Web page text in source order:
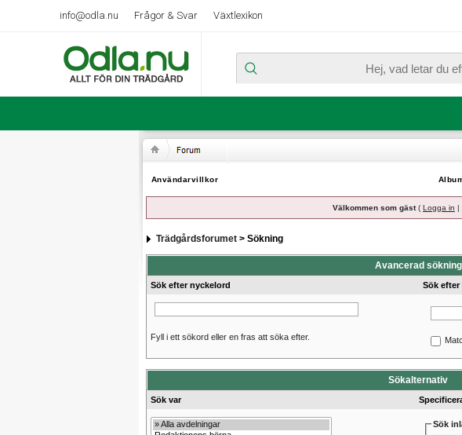
info@odla.nu Frågor & Svar Växtlexikon
Användarvillkor
Välkommen som gäst( Logga in |
Trädgårdsforumet> Sökning
Avancerad sökning
Sök efter nyckelord Sök efter
Fyll i ett sökord eller en fras att söka efter.
Sökalternativ
Sök var
Sök